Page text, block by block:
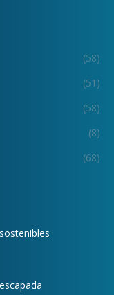
(58)
(51)
(58)
(8)
(68)